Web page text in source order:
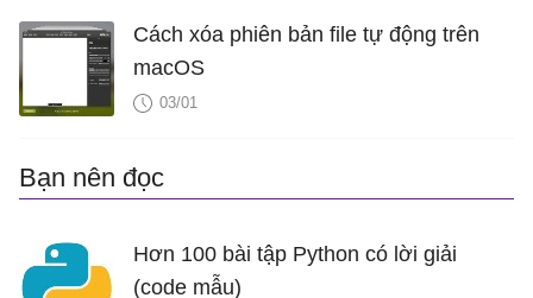
Cách xóa phiên bản file tự động trên
macOS
03/01
Bạn nên đọc
Hơn 100 bài tập Python có lời giải
(code mẫu)